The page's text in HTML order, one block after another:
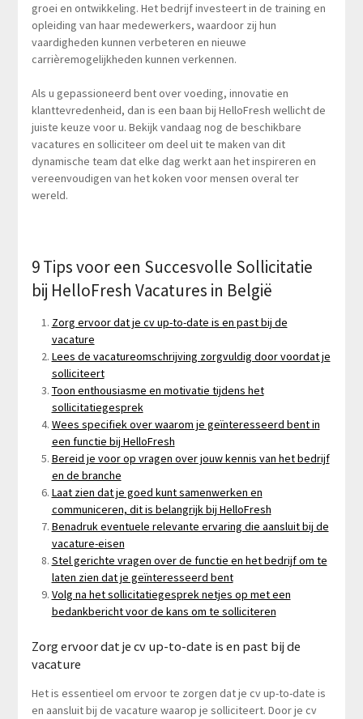
groei en ontwikkeling. Het bedrijf investeert in de training en
opleiding van haar medewerkers, waardoor zij hun
vaardigheden kunnen verbeteren en nieuwe
carrièremogelijkheden kunnen verkennen.
Als u gepassioneerd bent over voeding, innovatie en
klanttevredenheid, dan is een baan bij HelloFresh wellicht de
juiste keuze voor u. Bekijk vandaag nog de beschikbare
vacatures en solliciteer om deel uit te maken van dit
dynamische team dat elke dag werkt aan het inspireren en
vereenvoudigen van het koken voor mensen overal ter
wereld.
9 Tips voor een Succesvolle Sollicitatie
bij HelloFresh Vacatures in België
Zorg ervoor dat je cv up-to-date is en past bij de
vacature
Lees de vacatureomschrijving zorgvuldig door voordat je
solliciteert
Toon enthousiasme en motivatie tijdens het
sollicitatiegesprek
Wees specifiek over waarom je geïnteresseerd bent in
een functie bij HelloFresh
Bereid je voor op vragen over jouw kennis van het bedrijf
en de branche
Laat zien dat je goed kunt samenwerken en
communiceren, dit is belangrijk bij HelloFresh
Benadruk eventuele relevante ervaring die aansluit bij de
vacature-eisen
Stel gerichte vragen over de functie en het bedrijf om te
laten zien dat je geïnteresseerd bent
Volg na het sollicitatiegesprek netjes op met een
bedankbericht voor de kans om te solliciteren
Zorg ervoor dat je cv up-to-date is en past bij de
vacature
Het is essentieel om ervoor te zorgen dat je cv up-to-date is
en aansluit bij de vacature waarop je solliciteert. Door je cv